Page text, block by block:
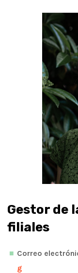
Gestor de
filiales
Correo
g